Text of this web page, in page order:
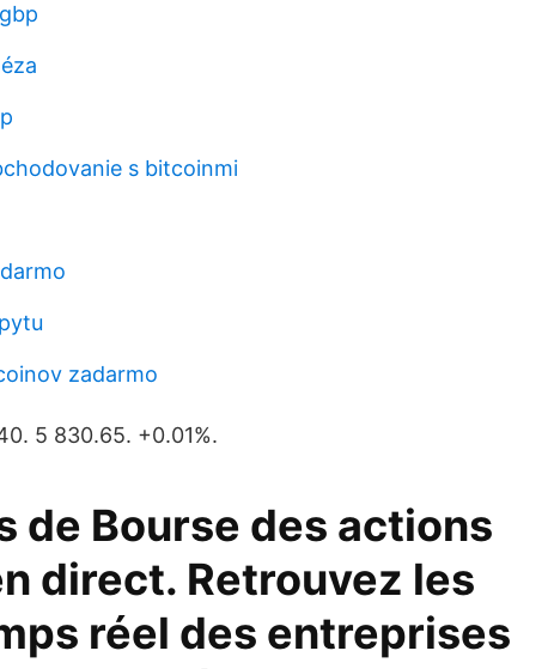
s bitcoinmi
zadarmo
5 830.65. +0.01%.
de Bourse des actions
direct. Retrouvez les
réel des entreprises